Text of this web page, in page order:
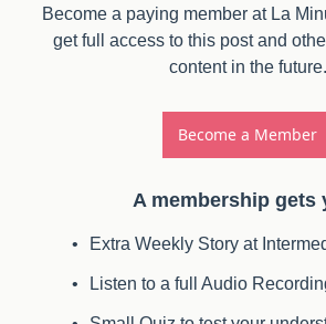
Become a paying member at La
get full access to this post and
content in the future.
Become a Member
A membership gets
Extra Weekly Story at
Listen to a full Audio